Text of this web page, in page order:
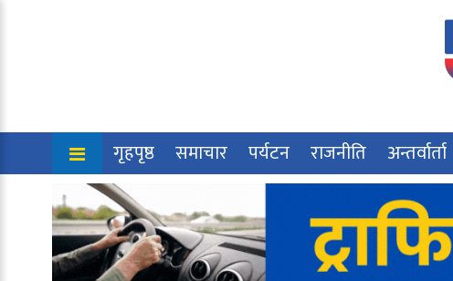
गृहपृष्ठ समाचार पर्यटन राजनीति अन्तर्वार्ता